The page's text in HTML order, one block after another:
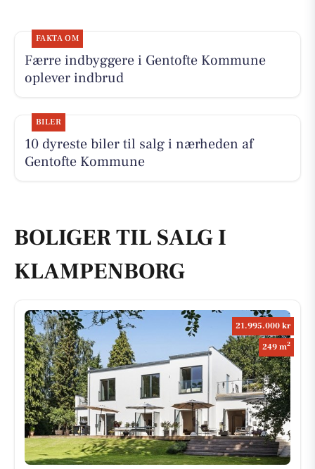
FAKTA OM
Færre indbyggere i Gentofte Kommune
oplever indbrud
BILER
10 dyreste biler til salg i nærheden af
Gentofte Kommune
BOLIGER TIL SALG I
KLAMPENBORG
21.995.000 kr
249 m2